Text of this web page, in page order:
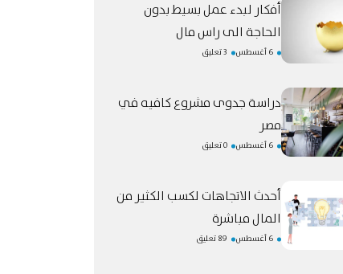
أفكار لبدء عمل بسيط بدون
الحاجة الى راس مال
6 أغسطس 3 تعليق
دراسة جدوى مشروع كافيه في
مصر
6 أغسطس 0 تعليق
أحدث الاتجاهات لكسب الكثير من
المال مباشرة
6 أغسطس 89 تعليق